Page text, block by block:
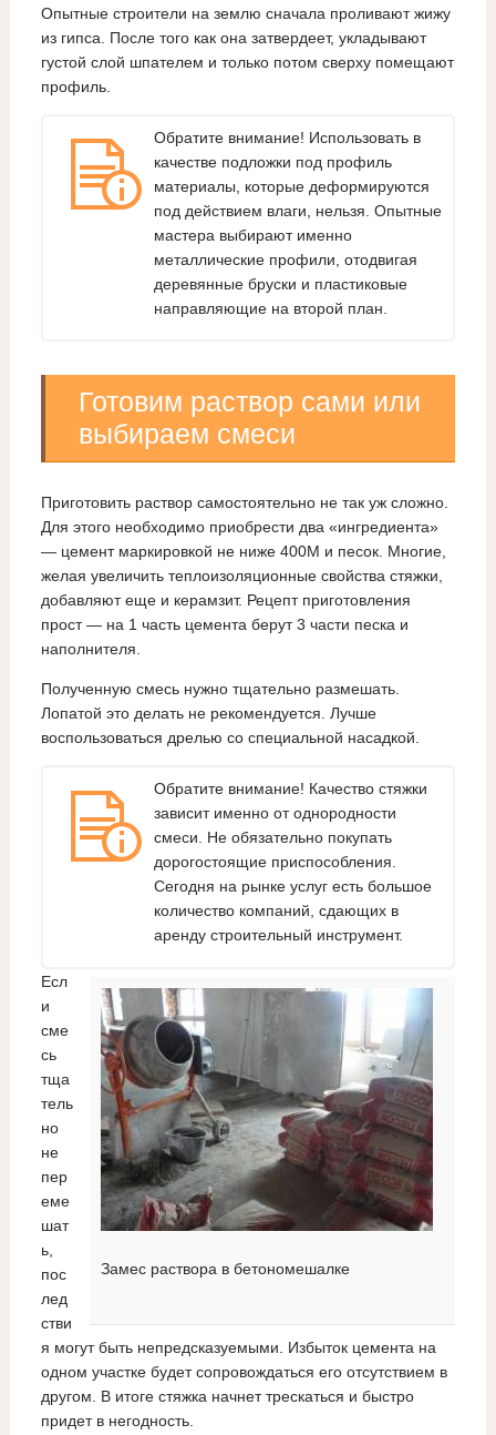
Опытные строители на землю сначала проливают жижу
из гипса. После того как она затвердеет, укладывают
густой слой шпателем и только потом сверху помещают
профиль.
Обратите внимание! Использовать в
качестве подложки под профиль
материалы, которые деформируются
под действием влаги, нельзя. Опытные
мастера выбирают именно
металлические профили, отодвигая
деревянные бруски и пластиковые
направляющие на второй план.
Готовим раствор сами или
выбираем смеси
Приготовить раствор самостоятельно не так уж сложно.
Для этого необходимо приобрести два «ингредиента»
— цемент маркировкой не ниже 400М и песок. Многие,
желая увеличить теплоизоляционные свойства стяжки,
добавляют еще и керамзит. Рецепт приготовления
прост — на 1 часть цемента берут 3 части песка и
наполнителя.
Полученную смесь нужно тщательно размешать.
Лопатой это делать не рекомендуется. Лучше
воспользоваться дрелью со специальной насадкой.
Обратите внимание! Качество стяжки
зависит именно от однородности
смеси. Не обязательно покупать
дорогостоящие приспособления.
Сегодня на рынке услуг есть большое
количество компаний, сдающих в
аренду строительный инструмент.
Замес раствора в бетономешалке
Есл
и
сме
сь
тща
тель
но
не
пер
еме
шат
ь,
пос
лед
стви
я могут быть непредсказуемыми. Избыток цемента на
одном участке будет сопровождаться его отсутствием в
другом. В итоге стяжка начнет трескаться и быстро
придет в негодность.